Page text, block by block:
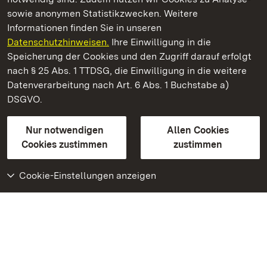
sowie anonymen Statistikzwecken. Weitere
Informationen finden Sie in unseren
Datenschutzhinweisen. Ihre Einwilligung in die
Speicherung der Cookies und den Zugriff darauf erfolgt
nach § 25 Abs. 1 TTDSG, die Einwilligung in die weitere
Datenverarbeitung nach Art. 6 Abs. 1 Buchstabe a)
DSGVO.
Nur notwendigen
Cookies zustimmen
Allen Cookies
zustimmen
Cookie-Einstellungen anzeigen
Kloster und Schloss Bebenhausen
Staatliche Schlösser und Gärten Baden-Württemberg
Kontakt
GebärdenspracheLeichte Sprache
Erklärung zur Barrierefreiheit
BITV-konform (geprüfte Seiten)
Weiteres